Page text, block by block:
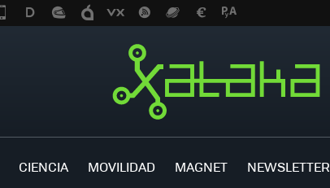
CIENCIA MOVILIDAD MAGNET NEWSLETTER